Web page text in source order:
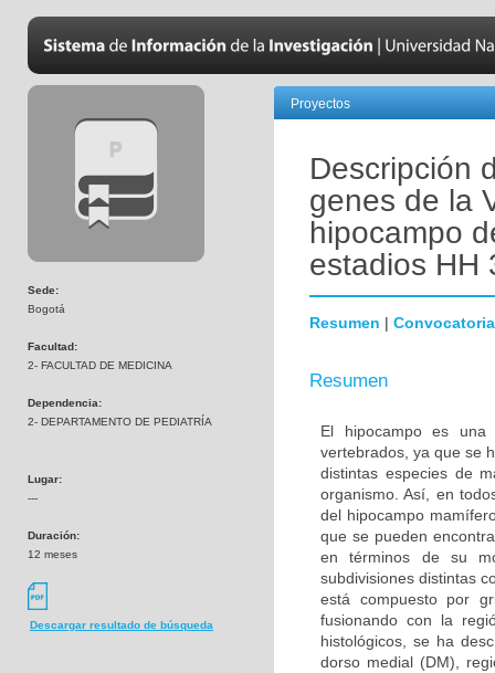
Sede:
Bogotá
Facultad:
2- FACULTAD DE MEDICINA
Dependencia:
2- DEPARTAMENTO DE PEDIATRÍA
Lugar:
---
Duración:
12 meses
Descargar resultado de búsqueda
Proyectos
Descripción
genes de la
hipocampo
estadios HH
Resumen | Convocatoria
Resumen
El hipocampo es una
vertebrados, ya que se
distintas especies de
organismo. Así, en
del hipocampo
que se pueden
en términos de su
subdivisiones distintas
está compuesto por
fusionando con la
histológicos, se ha
dorso medial (DM),